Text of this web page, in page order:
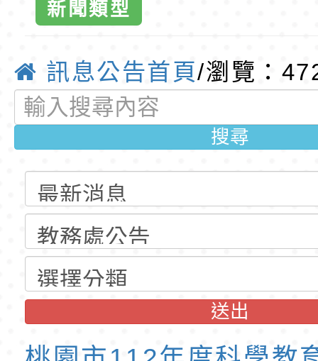
公告(尚有缺額)
梯特教代課教師甄選
公告(尚有缺額)
東門國小115學年度
梯特教代理教師甄選
公告(尚有缺額)
特殊教育學生及幼兒
明手冊(修訂版)與學
轉知臺中市政府政風
光城市手牽手，綠能
走」動畫影片
本府115年70歲以上
員健康講座「吃得安
心」，請退休同仁踴
清華光罩教學專業論
動時代中的好老師：
教師韌性
轉環境部「淨零綠領
程」
轉農業部桃園區農業
「115年食農教育專
訓練課程」，歡迎已
育專業人員資格者報
錄取公告-桃園市桃
民小學115學年度「
理人員」甄選
東門國小115學年度
梯特教代課教師甄選
育
新聞類型
訊息公告首頁/瀏覽：
搜尋
送出